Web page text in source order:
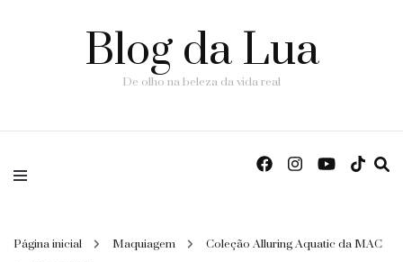
Blog da Lua
De olho na beleza da vida real
Página inicial Maquiagem
Coleção Alluring Aquatic da MAC